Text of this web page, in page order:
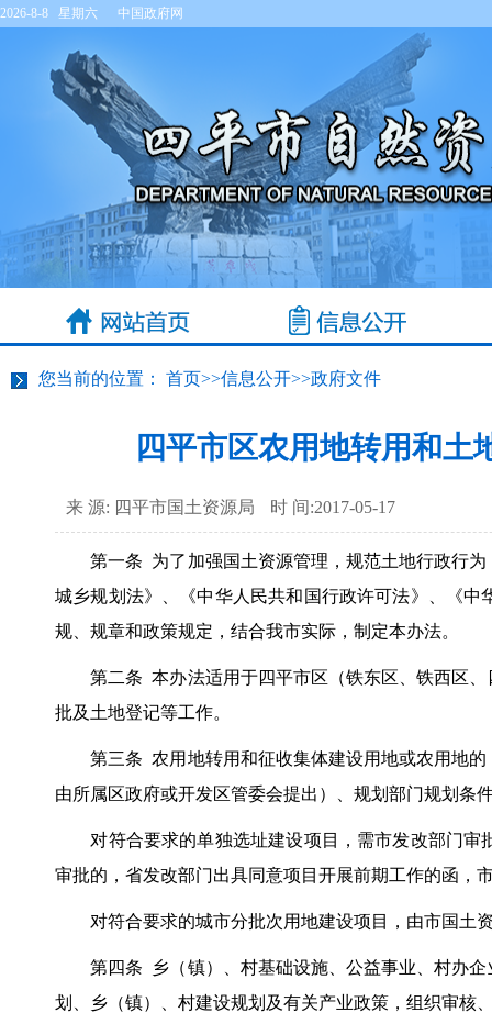
2026-8-8 星期六 中国政府网
您当前的位置： 首页>>信息公开>>政府文件
四平市区农用地转用和土
来 源: 四平市国土资源局 时 间:2017-05-17
第一条 为了加强国土资源管理，规范土地行政行为
城乡规划法》、《中华人民共和国行政许可法》、《
规、规章和政策规定，结合我市实际，制定本办法。
第二条 本办法适用于四平市区（铁东区、铁西区、
批及土地登记等工作。
第三条 农用地转用和征收集体建设用地或农用地的
由所属区政府或开发区管委会提出）、规划部门规划条
对符合要求的单独选址建设项目，需市发改部门审
审批的，省发改部门出具同意项目开展前期工作的函，
对符合要求的城市分批次用地建设项目，由市国土
第四条 乡（镇）、村基础设施、公益事业、村办企
划、乡（镇）、村建设规划及有关产业政策，组织审核